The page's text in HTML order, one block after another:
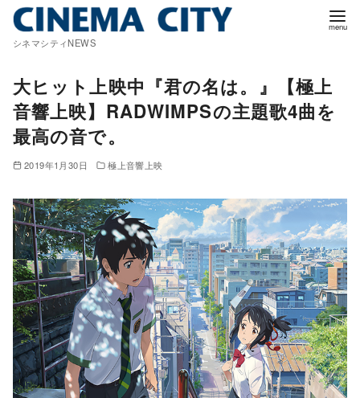
シネマシティNEWS
大ヒット上映中『君の名は。』【極上
音響上映】RADWIMPSの主題歌4曲を
最高の音で。
2019年1月30日 極上音響上映